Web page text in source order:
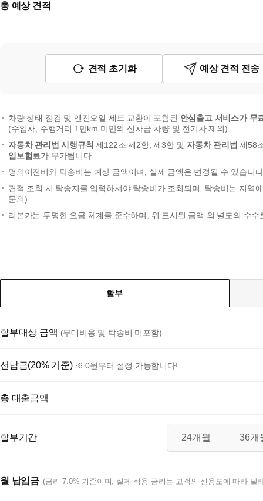
총 예상 견적
견적 초기화 예상 견적 전송
차량 상태 점검 및 엔진오일 세트 교환이 포함된 안심출고 서비스가 무
(수입차, 주행거리 1만km 미만의 신차급 차량 및 전기차 제외)
자동차 관리법 시행규칙 제122조 제2항, 제3항 및자동차 관리법 제58
임보험료가 부가됩니다.
명의이전비와 탁송비는 예상 금액이며, 실제 금액은 변경될 수 있습니
견적 조회 시 탁송지를 입력하셔야 탁송비가 조회되며, 탁송비는 지역
문의)
리본카는 투명한 요금 체계를 준수하며, 위 표시된 금액 외 별도의 수
할부
할부대상 금액 (부대비용 및 탁송비 미포함)
선납금(20% 기준) ※ 0원부터 설정 가능합니다!
총 대출금액
할부기간 24개월 36개
월 납입금 (금리 7.0% 기준이며, 실제 적용 금리는 고객의 신용도에 따라 달